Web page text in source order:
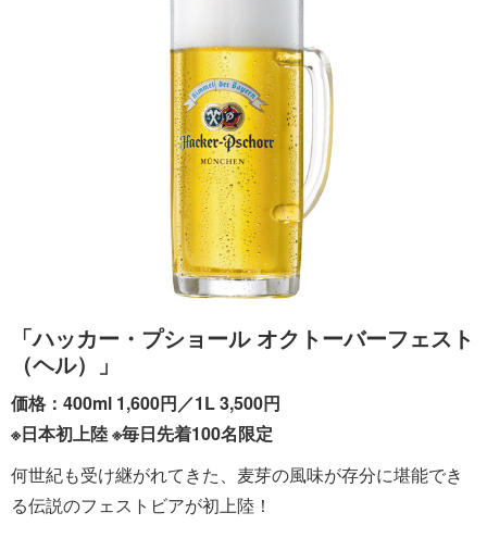
「ハッカー・プショール オクトーバーフェスト
（ヘル）」
価格：400ml 1,600円／1L 3,500円
※日本初上陸 ※毎日先着100名限定
何世紀も受け継がれてきた、麦芽の風味が存分に堪能でき
る伝説のフェストビアが初上陸！